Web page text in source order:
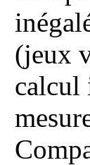
(jeux
calcul